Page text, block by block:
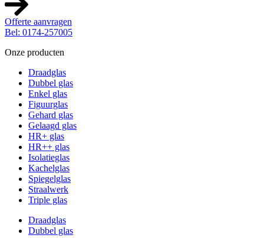
Offerte aanvragen
Bel: 0174-257005
Onze producten
Draadglas
Dubbel glas
Enkel glas
Figuurglas
Gehard glas
Gelaagd glas
HR+ glas
HR++ glas
Isolatieglas
Kachelglas
Spiegelglas
Straalwerk
Triple glas
Draadglas
Dubbel glas